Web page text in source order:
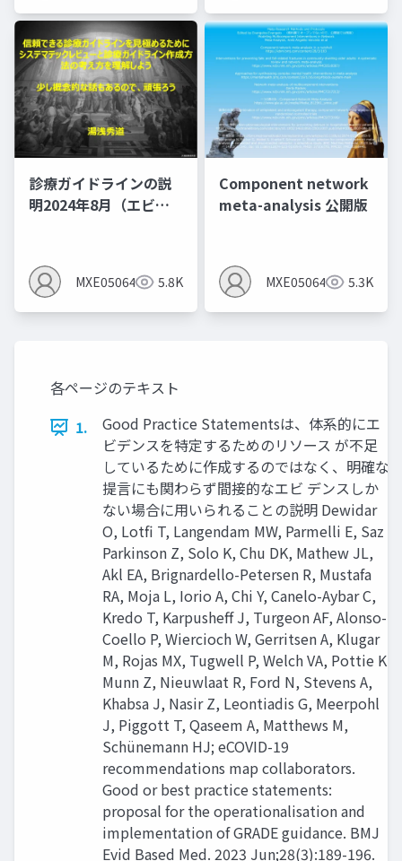
診療ガイドラインの説
明2024年8月（エビデ
とMindsの間違いあ
り）
MXE05064 5.8K
Component network
meta-analysis 公開版
MXE05064 5.3K
各ページのテキスト
1.
Good Practice Statementsは、体系的にエ
ビデンスを特定するためのリソース が不足
しているために作成するのではなく、明確な
提言にも関わらず間接的なエビ デンスしか
ない場合に用いられることの説明 Dewidar
O, Lotfi T, Langendam MW, Parmelli E, Saz
Parkinson Z, Solo K, Chu DK, Mathew JL,
Akl EA, Brignardello-Petersen R, Mustafa
RA, Moja L, Iorio A, Chi Y, Canelo-Aybar C,
Kredo T, Karpusheff J, Turgeon AF, Alonso-
Coello P, Wiercioch W, Gerritsen A, Klugar
M, Rojas MX, Tugwell P, Welch VA, Pottie K,
Munn Z, Nieuwlaat R, Ford N, Stevens A,
Khabsa J, Nasir Z, Leontiadis G, Meerpohl
J, Piggott T, Qaseem A, Matthews M,
Schünemann HJ; eCOVID-19
recommendations map collaborators.
Good or best practice statements:
proposal for the operationalisation and
implementation of GRADE guidance. BMJ
Evid Based Med. 2023 Jun;28(3):189-196.